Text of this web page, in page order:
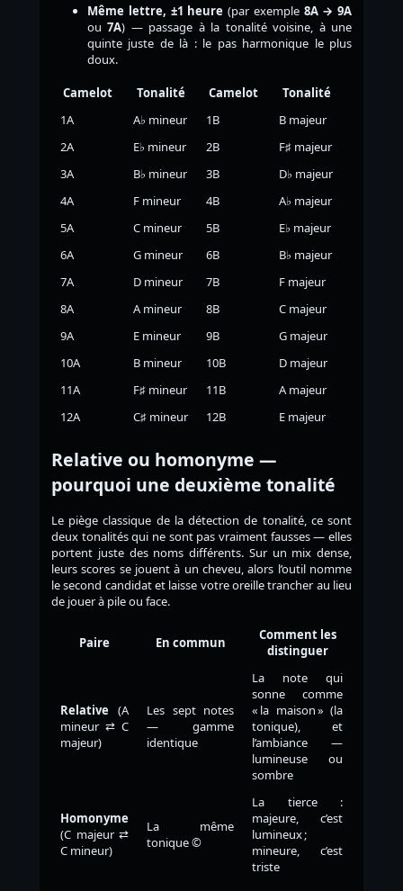
Même lettre, ±1 heure (par exemple 8A → 9A
ou7A) — passage à la tonalité voisine, à une
quinte juste de là : le pas harmonique le plus
doux.
Camelot Tonalité Camelot
Tonalité
1A
A♭ mineur 1B
B majeur
2A
E♭ mineur 2B
F♯ majeur
3A
B♭ mineur 3B
D♭ majeur
4A
F mineur 4B
A♭ majeur
5A
C mineur 5B
E♭ majeur
6A
G mineur 6B
B♭ majeur
7A
D mineur 7B
F majeur
8A
A mineur 8B
C majeur
9A
E mineur 9B
G majeur
10A
B mineur 10B
D majeur
11A
F♯ mineur 11B
A majeur
12A
C♯ mineur 12B E majeur
Relative ou homonyme —
pourquoi une deuxième tonalité
Le piège classique de la détection de tonalité, ce sont
deux tonalités qui ne sont pas vraiment fausses — elles
portent juste des noms différents. Sur un mix dense,
leurs scores se jouent à un cheveu, alors l’outil nomme
le second candidat et laisse votre oreille trancher au lieu
de jouer à pile ou face.
Paire En commun
Comment les
distinguer
Relative (A
mineur ⇄ C
majeur)
Les sept notes
— gamme
identique
La note qui
sonne comme
« la maison » (la
tonique), et
l’ambiance —
lumineuse ou
sombre
Homonyme
(C majeur ⇄
C mineur)
La même
tonique ©
La tierce :
majeure, c’est
lumineux ;
mineure, c’est
triste